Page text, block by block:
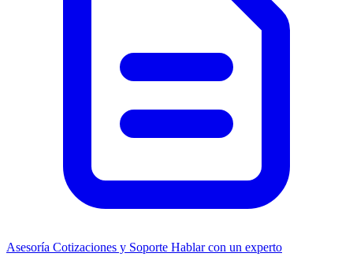
Asesoría Cotizaciones y Soporte Hablar con un experto